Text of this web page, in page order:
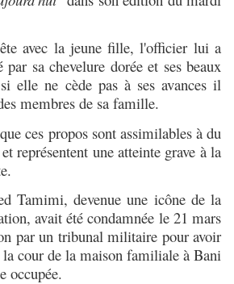
avec la jeune fille, l'officier lui a
par sa chevelure dorée et ses beaux
elle ne cède pas à ses avances il
membres de sa famille.
ces propos sont assimilables à du
représentent une atteinte grave à la
Tamimi, devenue une icône de la
avait été condamnée le 21 mars
par un tribunal militaire pour avoir
cour de la maison familiale à Bani
occupée.